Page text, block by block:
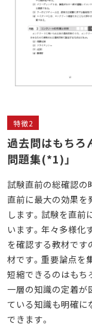
特徴2
過去問はもちろ
問題集(*1)」
試験直前の総確認の
直前に最大の効果を
します。試験を直前
います。年々多様化
を確認する教材です
材です。重要論点を
短縮できるのはもち
一層の知識の定着が
ている知識も明確に
できます。